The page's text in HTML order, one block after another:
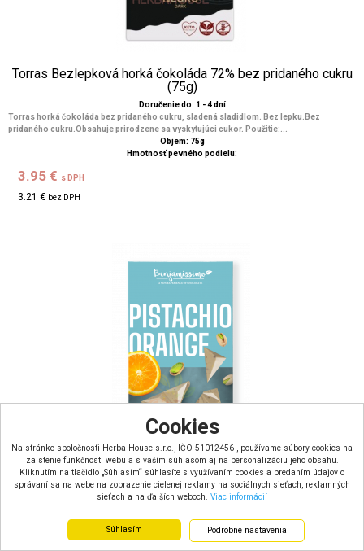
Cookies
Na stránke spoločnosti Herba House s.r.o., IČO 51012456 , používame súbory cookies na
zaistenie funkčnosti webu a s vaším súhlasom aj na personalizáciu jeho obsahu.
Kliknutím na tlačidlo „Súhlasím“ súhlasíte s využívaním cookies a predaním údajov o
správaní sa na webe na zobrazenie cielenej reklamy na sociálnych sieťach, reklamných
sieťach a na ďalších weboch. Viac informácií
Súhlasím Podrobné nastavenia
Torras Bezlepková horká čokoláda 72% bez pridaného cukru
(75g)
Doručenie do: 1 - 4 dní
Torras horká čokoláda bez pridaného cukru, sladená sladidlom. Bez lepku.Bez
pridaného cukru.Obsahuje prirodzene sa vyskytujúci cukor. Použitie:...
Objem: 75g
Hmotnosť pevného podielu:
3.95 € s DPH
3.21 € bez DPH
pistácio...
Doručenie do: 1 - 4 dní